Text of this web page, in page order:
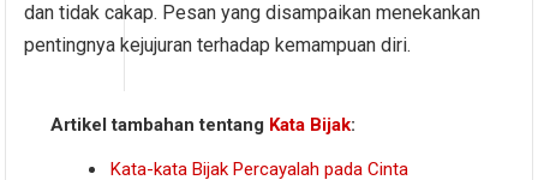
dan tidak cakap. Pesan yang disampaikan menekankan
pentingnya kejujuran terhadap kemampuan diri.
Artikel tambahan tentang Kata Bijak:
Kata-kata Bijak Percayalah pada Cinta